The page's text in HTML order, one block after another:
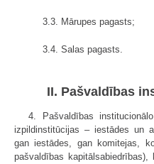
3.3. Mārupes pagasts;
3.4. Salas pagasts.
II. Pašvaldības
4. Pašvaldības
izpildinstitūcijas – iestādes un
gan iestādes, gan komitejas,
pašvaldības